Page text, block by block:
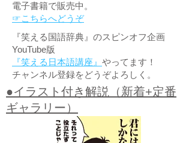
電子書籍で販売中。
☞こちらへどうぞ
『笑える国語辞典』のスピンオフ企画
YouTube版
『笑える日本語講座』 やってます！
チャンネル登録をどうぞよろしく。
●イラスト付き解説（新着+定番
ギャラリー）